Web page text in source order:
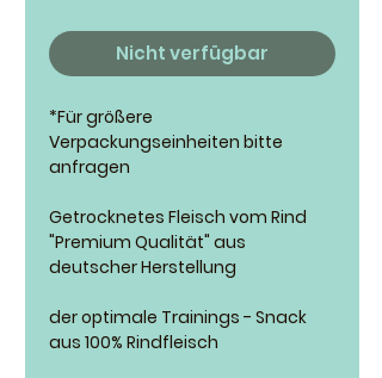
KilogrammNicht verfügbar
*Für größere
Verpackungseinheiten bitte
anfragen
Getrocknetes Fleisch vom Rind
"Premium Qualität" aus
deutscher Herstellung
der optimale Trainings - Snack
aus 100% Rindfleisch